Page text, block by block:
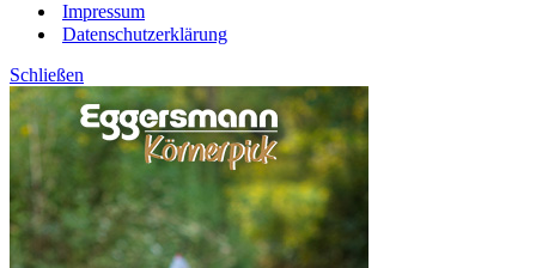
Impressum
Datenschutzerklärung
Schließen